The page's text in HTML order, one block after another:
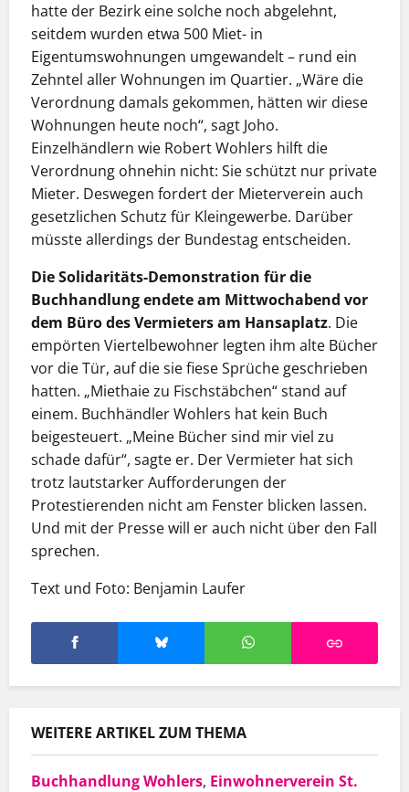
hatte der Bezirk eine solche noch abgelehnt,
seitdem wurden etwa 500 Miet- in
Eigentumswohnungen umgewandelt – rund ein
Zehntel aller Wohnungen im Quartier. „Wäre die
Verordnung damals gekommen, hätten wir diese
Wohnungen heute noch“, sagt Joho.
Einzelhändlern wie Robert Wohlers hilft die
Verordnung ohnehin nicht: Sie schützt nur private
Mieter. Deswegen fordert der Mieterverein auch
gesetzlichen Schutz für Kleingewerbe. Darüber
müsste allerdings der Bundestag entscheiden.
Die Solidaritäts-Demonstration für die
Buchhandlung endete am Mittwochabend vor
dem Büro des Vermieters am Hansaplatz. Die
empörten Viertelbewohner legten ihm alte Bücher
vor die Tür, auf die sie fiese Sprüche geschrieben
hatten. „Miethaie zu Fischstäbchen“ stand auf
einem. Buchhändler Wohlers hat kein Buch
beigesteuert. „Meine Bücher sind mir viel zu
schade dafür“, sagte er. Der Vermieter hat sich
trotz lautstarker Aufforderungen der
Protestierenden nicht am Fenster blicken lassen.
Und mit der Presse will er auch nicht über den Fall
sprechen.
Text und Foto: Benjamin Laufer
WEITERE ARTIKEL ZUM THEMA
Buchhandlung Wohlers, Einwohnerverein St.